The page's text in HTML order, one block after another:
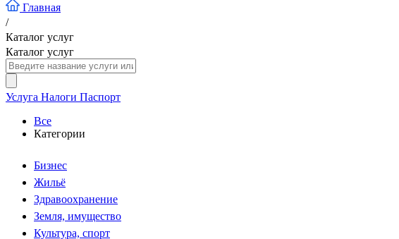
Главная
/
Каталог услуг
Каталог услуг
Услуга Налоги Паспорт
Все
Категории
Бизнес
Жильё
Здравоохранение
Земля, имущество
Культура, спорт